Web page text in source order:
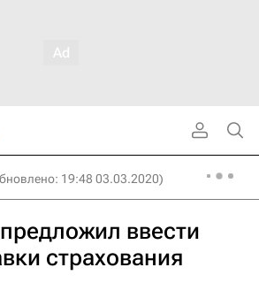
19:48 03.03.2020)
ввести
страхования